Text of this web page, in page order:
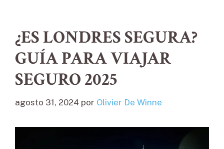
¿ES LONDRES SEGURA?
GUÍA PARA VIAJAR
SEGURO 2025
agosto 31, 2024 por Olivier De Winne